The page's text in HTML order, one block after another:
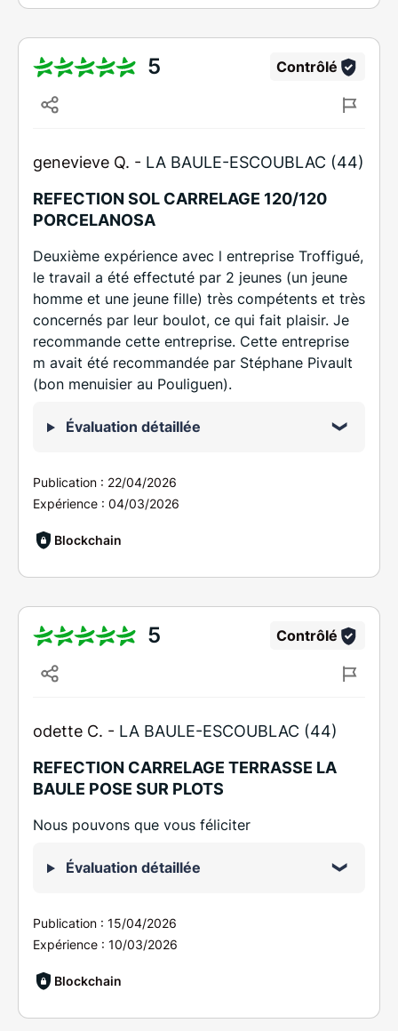
5 Contrôlé
genevieve Q. - LA BAULE-ESCOUBLAC (44)
REFECTION SOL CARRELAGE 120/120
PORCELANOSA
Deuxième expérience avec l entreprise Troffigué,
le travail a été effectuté par 2 jeunes (un jeune
homme et une jeune fille) très compétents et très
concernés par leur boulot, ce qui fait plaisir. Je
recommande cette entreprise. Cette entreprise
m avait été recommandée par Stéphane Pivault
(bon menuisier au Pouliguen).
Évaluation détaillée
Publication : 22/04/2026
Expérience : 04/03/2026
Blockchain
5 Contrôlé
odette C. - LA BAULE-ESCOUBLAC (44)
REFECTION CARRELAGE TERRASSE LA
BAULE POSE SUR PLOTS
Nous pouvons que vous féliciter
Évaluation détaillée
Publication : 15/04/2026
Expérience : 10/03/2026
Blockchain